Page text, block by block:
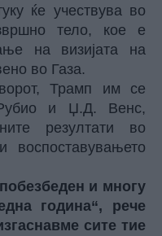
ќе учествува во
тело, кое е
на визијата на
во Газа.
Трамп им се
и Џ.Д. Венс,
резултати во
воспоставувањето
и многу
година“, рече
сите тие